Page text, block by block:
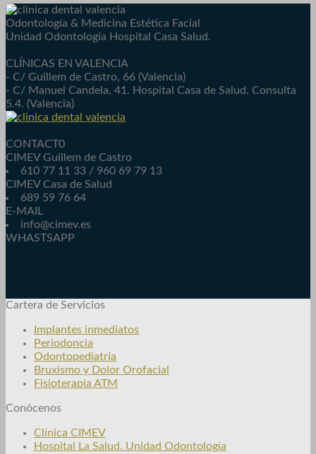
Odontología & Medicina Estética Facial
Unidad Odontología Hospital Casa Salud.
CLÍNICAS EN VALENCIA
- C/ Guillem de Castro, 66 (Valencia)
- C/ Manuel Candela, 41. Hospital Casa de Salud. Consulta
5.4. (Valencia)
CONTACT0
CIMEV Guillem de Castro
610 77 11 33 / 960 69 79 13
CIMEV Casa de Salud
689 59 76 64
E-MAIL
info@cimev.es
WHASTSAPP
Cartera de Servicios
Implantes inmediatos
Periodoncia
Odontopediatría
Bruxismo y Dolor Orofacial
Fisioterapia ATM
Conócenos
Clínica CIMEV
Hospital La Salud. Unidad Odontología